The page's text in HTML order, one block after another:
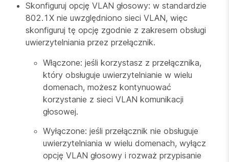
Skonfiguruj opcję VLAN głosowy: w standardzie
802.1X nie uwzględniono sieci VLAN, więc
skonfiguruj tę opcję zgodnie z zakresem obsługi
uwierzytelniania przez przełącznik.
Włączone: jeśli korzystasz z przełącznika,
który obsługuje uwierzytelnianie w wielu
domenach, możesz kontynuować
korzystanie z sieci VLAN komunikacji
głosowej.
Wyłączone: jeśli przełącznik nie obsługuje
uwierzytelniania w wielu domenach, wyłącz
opcję VLAN głosowy i rozważ przypisanie